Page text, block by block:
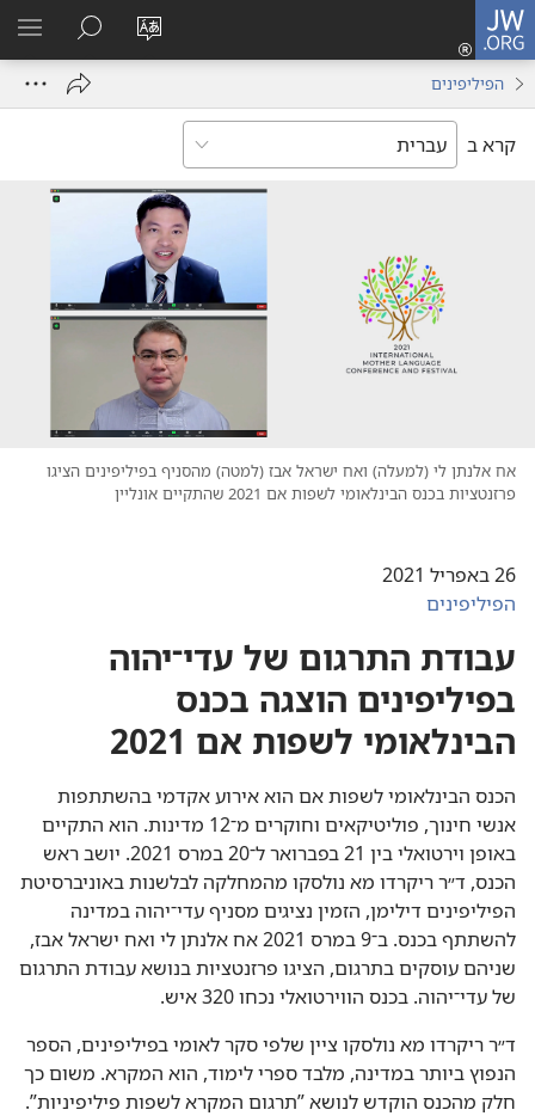
JW.ORG
שנה
כניסה
(פותח
חיפוש
הפיליפינים
קרא ב
אח אלנתן לי (‏למעלה)‏ ואח ישראל אבז (‏למטה)‏ מהסניף בפיליפינים הציגו
פרזנטציות בכנס הבינלאומי לשפות אם 2021 שהתקיים אונליין
26 באפריל 2021
הפיליפינים
עבודת התרגום של עדי־יהוה
בפיליפינים הוצגה בכנס
הבינלאומי לשפות אם 2021
הכנס הבינלאומי לשפות אם הוא אירוע אקדמי בהשתתפות
אנשי חינוך,‏ פוליטיקאים וחוקרים מ־12 מדינות.‏ הוא התקיים
באופן וירטואלי בין 21 בפברואר ל־20 במרס 2021.‏ יושב ראש
הכנס,‏ ד״ר ריקרדו מא נולסקו מהמחלקה לבלשנות באוניברסיטת
הפיליפינים דילימן,‏ הזמין נציגים מסניף עדי־יהוה במדינה
להשתתף בכנס.‏ ב־9 במרס 2021 אח אלנתן לי ואח ישראל אבז,‏
שניהם עוסקים בתרגום,‏ הציגו פרזנטציות בנושא עבודת התרגום
של עדי־יהוה.‏ בכנס הווירטואלי נכחו 320 איש.‏
ד״ר ריקרדו מא נולסקו ציין שלפי סקר לאומי בפיליפינים,‏ הספר
הנפוץ ביותר במדינה,‏ מלבד ספרי לימוד,‏ הוא המקרא.‏ משום כך
חלק מהכנס הוקדש לנושא ”‏תרגום המקרא לשפות פיליפיניות”‏.‏